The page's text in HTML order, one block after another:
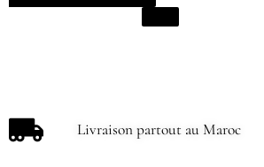
Livraison partout au Maroc